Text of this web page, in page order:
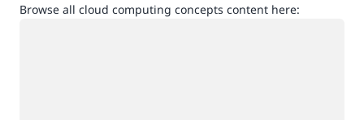
Browse all cloud computing concepts content here: